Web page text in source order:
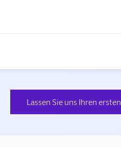
Lassen Sie uns Ihren